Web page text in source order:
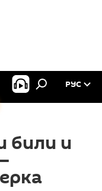
РУС
били и